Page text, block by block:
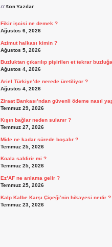
Son Yazılar
Fikir işcisi ne demek ?
Ağustos 6, 2026
Azimut halkası kimin ?
Ağustos 5, 2026
Buzluktan çıkarılıp pişirilen et tekrar
Ağustos 4, 2026
Ariel Türkiye’de nerede üretiliyor ?
Ağustos 4, 2026
Ziraat Bankası’ndan güvenli ödeme nasıl
Temmuz 29, 2026
Kışın bağlar neden sulanır ?
Temmuz 27, 2026
Mide ne kadar sürede boşalır ?
Temmuz 25, 2026
Koala saldirir mi ?
Temmuz 25, 2026
Ez’AF ne anlama gelir ?
Temmuz 25, 2026
Kalp Kalbe Karşı Çiçeği’nin hikayesi nedir ?
Temmuz 23, 2026